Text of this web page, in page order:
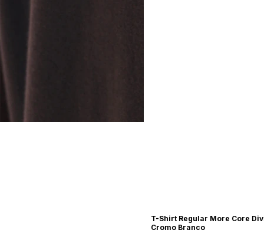
T-Shirt Regular More Core
Cromo Branco